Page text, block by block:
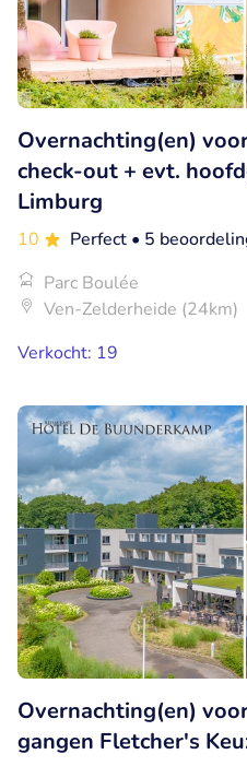
Overnachting(en)
check-out + evt.
Limburg
10 Perfect • 5
Parc Boulée
Ven-Zelderheide (24km)
Verkocht: 19
Overnachting(en)
gangen Fletcher's